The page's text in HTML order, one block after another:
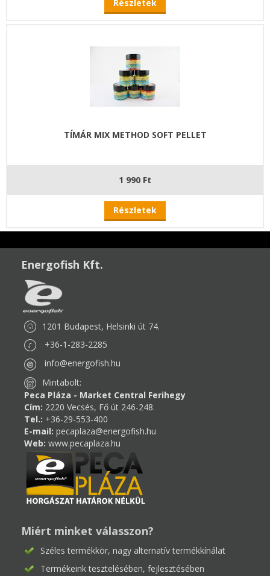
Részletek
TÍMÁR MIX METHOD SOFT PELLET
1 990 Ft
Részletek
Energofish Kft.
1201 Budapest, Helsinki út 74.
+36-1-283-2285
info@energofish.hu
Mintabolt:
Peca Pláza - Market Central Ferihegy
Cím: 2220 Vecsés, Fő út 246-248.
Tel.: +36-29-553-400
E-mail: pecaplaza@energofish.hu
Web: www.pecaplaza.hu
Miért minket válasszon?
Széles termékkör, nagy alternatív termékkínálat
Termékeink tesztelésében, fejlesztésében